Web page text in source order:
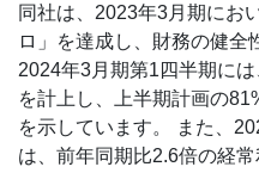
同社は、2023年3月期にお
ロ」を達成し、財務の健全
2024年3月期第1四半期に
を計上し、上半期計画の
を示しています。 また、
は、前年同期比2.6倍の経